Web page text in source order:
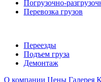
Погрузочно-
Перевозка грузов
Переезды
Подъем груза
Демонтаж
О компании Цены Галерея